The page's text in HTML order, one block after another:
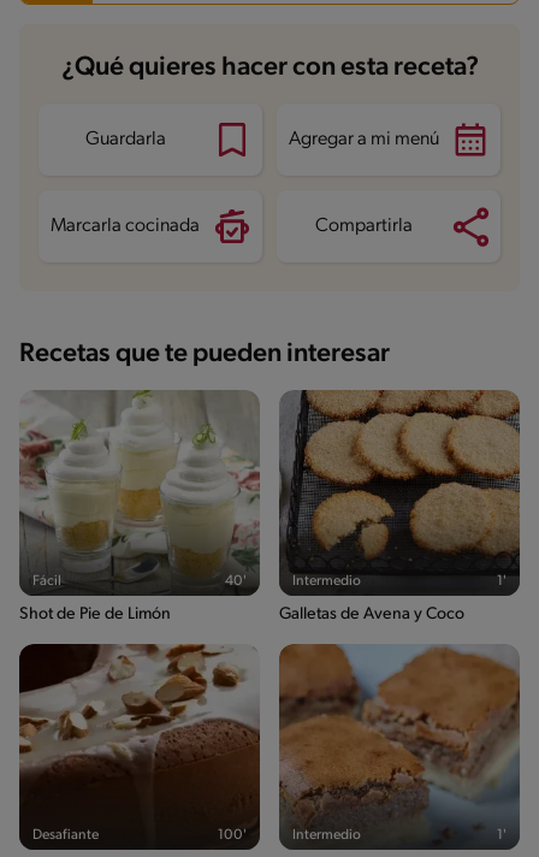
Carbohidratos
9.2 g
Energía 120 kcal
Proteína
Grasas saturadas 0.3 g
¿Qué quieres hacer con esta receta?
Guardarla Agregar a mi menú
Marcarla cocinada Compartirla
Recetas que te pueden interesar
Fácil 40'
Shot de Pie de Limón
Intermedio 1'
Galletas de Avena y Coco
Desafiante 100' Intermedio 1'